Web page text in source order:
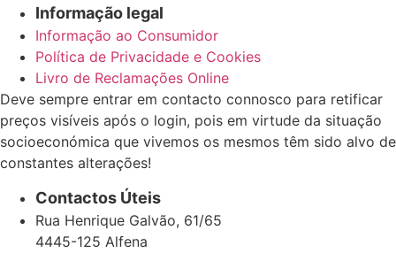
Informação legal
Informação ao Consumidor
Política de Privacidade e Cookies
Livro de Reclamações Online
Deve sempre entrar em contacto connosco para retificar
preços visíveis após o login, pois em virtude da situação
socioeconómica que vivemos os mesmos têm sido alvo de
constantes alterações!
Contactos Úteis
Rua Henrique Galvão, 61/65
4445-125 Alfena